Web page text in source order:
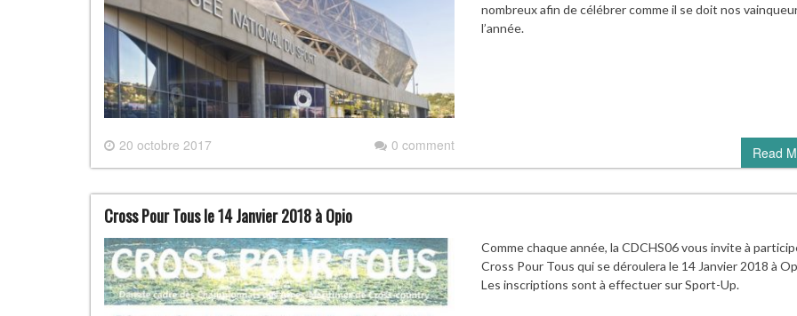
20 octobre 2017 0 comment
nombreux afin de célébrer comme il se doit nos
l’année.
Read
Cross Pour Tous le 14 Janvier 2018 à Opio
Comme chaque année, la CDCHS06 vous invite à
Cross Pour Tous qui se déroulera le 14 Janvier 2018 à
Les inscriptions sont à effectuer sur Sport-Up.